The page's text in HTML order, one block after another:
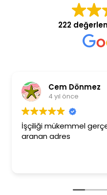
222
Cem Dönmez
4 yıl önce
İşçiliği mükemmel
aranan adres